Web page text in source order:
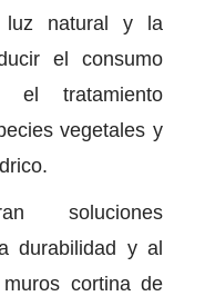
luz natural y la
el consumo
el tratamiento
vegetales y
soluciones
durabilidad y al
cortina de